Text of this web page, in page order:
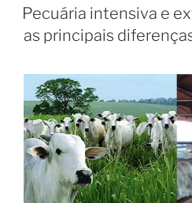
cresce
24,6%
no
e
movimenta
93%
da
pecuária
nacional”
EM
Pecuária intensiva e
as principais